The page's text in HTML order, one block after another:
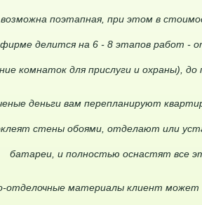
поэтапная, при этом в
делится на 6 - 8 этапов работ -
комнаток для прислуги и охраны),
деньги вам перепланируют
стены обоями, отделают или
батареи, и полностью оснастят все
отделочные материалы клиент